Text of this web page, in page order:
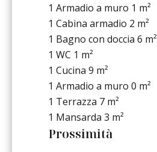
1 Armadio a muro 1 m²
1 Cabina armadio 2 m²
1 Bagno con doccia 6 m²
1 WC 1 m²
1 Cucina 9 m²
1 Armadio a muro 0 m²
1 Terrazza 7 m²
1 Mansarda 3 m²
Prossimità